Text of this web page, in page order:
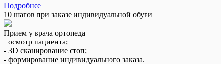
Подробнее
10 шагов при заказе индивидуальной обуви
Прием у врача ортопеда
- осмотр пациента;
- 3D сканирование стоп;
- формирование индивидуального заказа.